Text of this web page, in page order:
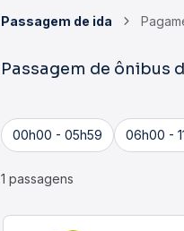
Passagem de ida
Passagem de ônibus
00h00 - 05h59 06h00 -
1 passagens